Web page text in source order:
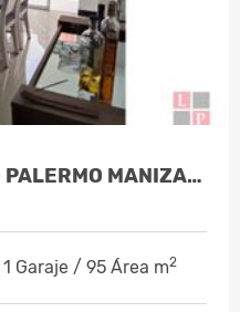
VENTA APARTAMENTO PALERMO MANIZALES,…
Garaje / 95 Área m2